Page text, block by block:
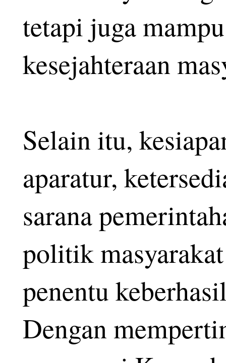
tetapi juga
kesejahteraan
Selain itu,
aparatur,
sarana
politik
penentu
Dengan